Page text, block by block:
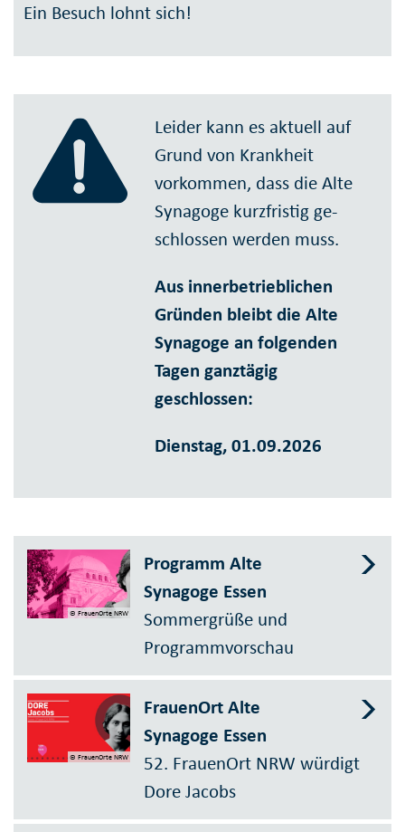
Ein Besuch lohnt sich!
Leider kann es aktuell auf
Grund von Krank­heit
vorkommen, dass die Alte
Synagoge kurz­fristig ge­
schlossen werden muss.
Aus innerbetrieblichen
Gründen bleibt die Alte
Synagoge an folgenden
Tagen ganztägig
geschlossen:
Dienstag, 01.09.2026
© FrauenOrte NRW
Programm Alte
Synagoge Essen
Sommergrüße und
Programmvorschau
© FrauenOrte NRW
FrauenOrt Alte
Synagoge Essen
52. FrauenOrt NRW würdigt
Dore Jacobs